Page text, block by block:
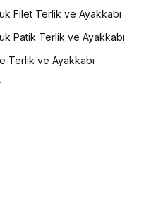
Filet Terlik ve Ayakkabı
Patik Terlik ve Ayakkabı
Terlik ve Ayakkabı